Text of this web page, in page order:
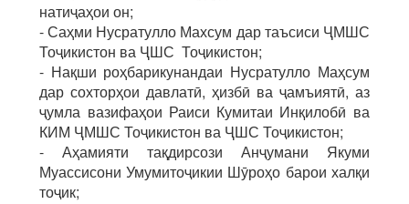
натиҷаҳои он;
- Саҳми Нусратулло Махсум дар таъсиси ҶМШС
Тоҷикистон ва ҶШС Тоҷикистон;
- Нақши роҳбарикунандаи Нусратулло Маҳсум
дар сохторҳои давлатӣ, ҳизбӣ ва ҷамъиятӣ, аз
ҷумла вазифаҳои Раиси Кумитаи Инқилобӣ ва
КИМ ҶМШС Тоҷикистон ва ҶШС Тоҷикистон;
- Аҳамияти тақдирсози Анҷумани Якуми
Муассисони Умумитоҷикии Шӯроҳо барои халқи
тоҷик;